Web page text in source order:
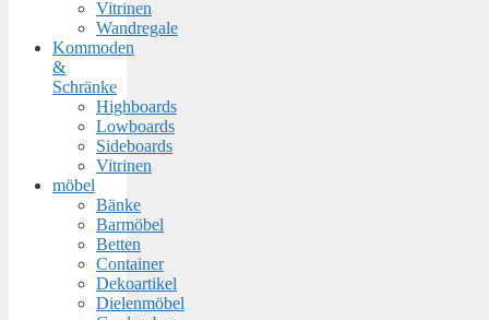
Vitrinen
Wandregale
Kommoden
&
Schränke
Highboards
Lowboards
Sideboards
Vitrinen
möbel
Bänke
Barmöbel
Betten
Container
Dekoartikel
Dielenmöbel